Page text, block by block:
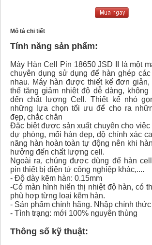
Mô tả chi tiết
Tính năng sản phẩm:
Máy Hàn Cell Pin 18650 JSD II là một
chuyên dụng sử dụng để hàn ghép
nhau. Máy hàn được thiết kế đơn
thể tăng giảm nhiệt độ dễ dàng,
đến chất lượng Cell. Thiết kế nhỏ
những lựa chọn tối ưu để cho ra
đẹp, chắc chắn
Đặc biệt được sản xuất chuyên cho
dự phòng, mối hàn đẹp, độ chính xác
năng hàn hoàn toàn tự động nên khi
hưởng đến chất lượng cell.
Ngoài ra, chúng được dùng để hàn cell
pin thiết bị điện tử công nghiệp khác,....
- Độ dày kẽm hàn: 0.15mm
-Có màn hình hiển thị nhiệt độ hàn, có
phù hợp từng loại kẽm hàn.
- Sản phẩm chính hãng. Nhập chính
- Tình trạng: mới 100% nguyên thùng
Thông số kỹ thuật: